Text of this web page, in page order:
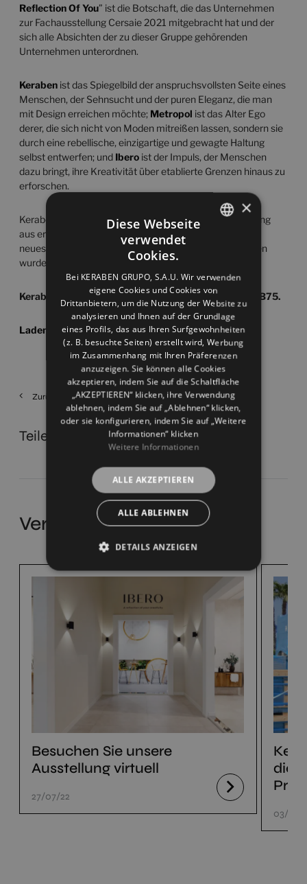
Reflection Of You” ist die Botschaft, die das Unternehmen
zur Fachausstellung Cersaie 2021 mitgebracht hat und der
sich alle Absichten der zu dieser Gruppe gehörenden
Unternehmen unterordnen.
Keraben ist das Spiegelbild der anspruchsvollsten Seite eines
Menschen, der Sehnsucht und der puren Eleganz, die man
mit Design erreichen möchte; Metropol ist das Alter Ego
derer, die sich nicht von Moden mitreißen lassen, sondern sie
durch eine rebellische, einzigartige und gewagte Haltung
selbst entwerfen; und Ibero ist der Impuls, der Menschen
dazu bringt, ihre Kreativität über etablierte Grenzen hinaus zu
erforschen.
Keraben Grupo lädt alle seine Kunden ein, diese Erfahrung
aus erster Hand zu erleben und mit dem Raum und den
neuesten Kollektionen, die mit und für Design geschaffen
wurden, zu interagieren.
Keraben Grupo befindet sich in Halle 37, Stand A76-B75.
Laden Sie jetzt Ihre Tickets herunter
Zurück
Teilen
Verwandte Nachrichten
Besuchen Sie unsere
Ausstellung virtuell
27/07/22
die
03/06/
FRENCH
GERMAN
×
Diese Webseite
verwendet
Cookies.
Bei KERABEN GRUPO, S.A.U. Wir verwenden
eigene Cookies und Cookies von
Drittanbietern, um die Nutzung der Website zu
analysieren und Ihnen auf der Grundlage
eines Profils, das aus Ihren Surfgewohnheiten
(z. B. besuchte Seiten) erstellt wird, Werbung
im Zusammenhang mit Ihren Präferenzen
anzuzeigen. Sie können alle Cookies
akzeptieren, indem Sie auf die Schaltfläche
„AKZEPTIEREN“ klicken, ihre Verwendung
ablehnen, indem Sie auf „Ablehnen“ klicken,
oder sie konfigurieren, indem Sie auf „Weitere
Informationen“ klicken
Weitere Informationen
ALLE AKZEPTIEREN
ALLE ABLEHNEN
DETAILS ANZEIGEN